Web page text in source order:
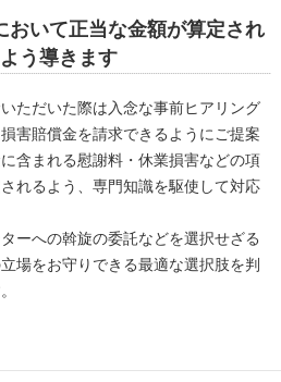
いて正当な金額が算定され
う導きます
ただいた際は入念な事前ヒアリング
害賠償金を請求できるようにご提案
含まれる慰謝料・休業損害などの項
れるよう、専門知識を駆使して対応
ーへの斡旋の委託などを選択せざる
場をお守りできる最適な選択肢を判